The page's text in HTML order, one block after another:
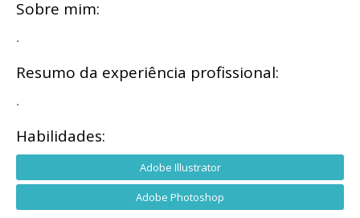
Sobre mim:
.
Resumo da experiência profissional:
.
Habilidades:
Adobe Illustrator
Adobe Photoshop